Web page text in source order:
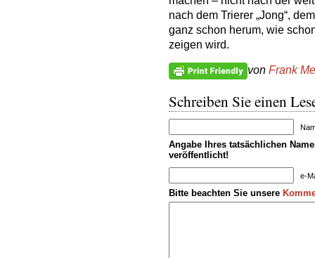
nach dem Trierer „Jong“,
ganz schon herum, wie
zeigen wird.
von Frank
Schreiben Sie einen
Angabe Ihres tatsächlichen
veröffentlicht!
e-
Bitte beachten Sie unsere